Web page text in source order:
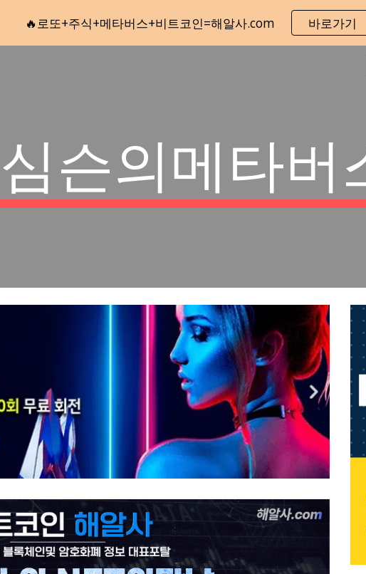
Skip to main content Skip to navigation
🔥로또+주식+메타버스+비트코인=해알사.com 바로가기
심슨의메타버